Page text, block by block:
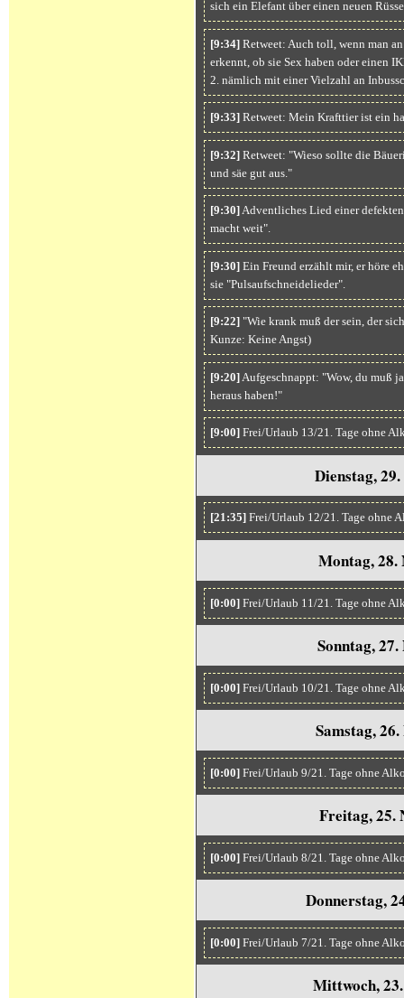
sich ein Elefant über einen neuen
[9:34]Retweet: Auch toll, wenn man
erkennt, ob sie Sex haben oder einen
2. nämlich mit einer Vielzahl an
[9:33]Retweet: Mein Krafttier ist ein
[9:32]Retweet: "Wieso sollte die
und säe gut aus."
[9:30]Adventliches Lied einer
macht weit".
[9:30]Ein Freund erzählt mir, er höre
sie "Pulsaufschneidelieder".
[9:22]"Wie krank muß der sein, der
Kunze: Keine Angst)
[9:20]Aufgeschnappt: "Wow, du muß
heraus haben!"
[9:00]Frei/Urlaub 13/21. Tage ohne
Dienstag,
[21:35]Frei/Urlaub 12/21. Tage ohne
Montag, 28.
[0:00]Frei/Urlaub 11/21. Tage ohne
Sonntag,
[0:00]Frei/Urlaub 10/21. Tage ohne
Samstag,
[0:00]Frei/Urlaub 9/21. Tage ohne
Freitag, 25.
[0:00]Frei/Urlaub 8/21. Tage ohne
Donnerstag,
[0:00]Frei/Urlaub 7/21. Tage ohne
Mittwoch,